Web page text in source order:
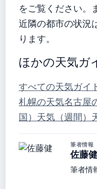
をご覧ください。
近隣の都市の状況
ります。
ほかの天気ガ
すべての天気ガイ
札幌の天気名古屋
国） 天気（週間）
筆者情報
佐藤健
筆者情